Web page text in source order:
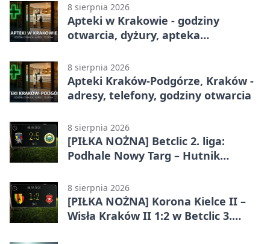
8 sierpnia 2026
Apteki w Krakowie - godziny
otwarcia, dyżury, apteka
8 sierpnia 2026
Apteki Kraków-Podgórze, Kraków -
adresy, telefony, godziny otwarcia
8 sierpnia 2026
[PIŁKA NOŻNA] Betclic 2. liga:
Podhale Nowy Targ – Hutnik
efektownym zwycięstwem
8 sierpnia 2026
[PIŁKA NOŻNA] Korona Kielce II –
Wisła Kraków II 1:2 w Betclic 3.